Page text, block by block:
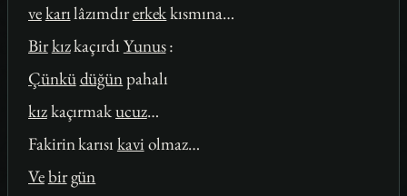
vekarılâzımdırerkekkısmına…
Birkızkaçırdı Yunus:
Çünküdüğünpahalı
kızkaçırmakucuz…
Fakirin karısı kavi olmaz…
Vebirgün